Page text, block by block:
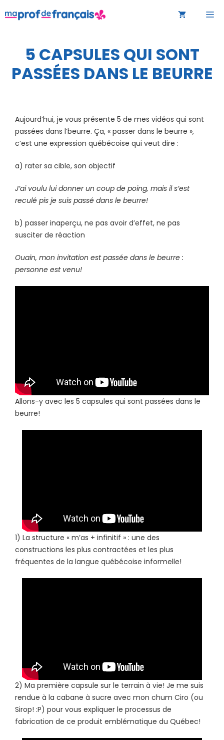
au
5 CAPSULES QUI SONT
PASSÉES DANS LE BEURRE
Aujourd’hui, je vous présente 5 de mes vidéos qui sont
passées dans l’beurre. Ça, « passer dans le beurre »,
c’est une expression québécoise qui veut dire :
a) rater sa cible, son objectif
J’ai voulu lui donner un coup de poing, mais il s’est
reculé pis je suis passé dans le beurre!
b) passer inaperçu, ne pas avoir d’effet, ne pas
susciter de réaction
Ouain, mon invitation est passée dans le beurre :
personne est venu!
Allons-y avec les 5 capsules qui sont passées dans le
beurre!
1) La structure « m’as + infinitif » : une des
constructions les plus contractées et les plus
fréquentes de la langue québécoise informelle!
2) Ma première capsule sur le terrain à vie! Je me suis
rendue à la cabane à sucre avec mon chum Ciro (ou
Sirop! :P) pour vous expliquer le processus de
fabrication de ce produit emblématique du Québec!